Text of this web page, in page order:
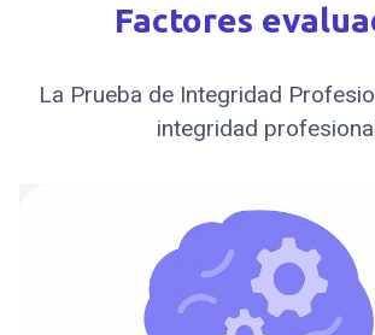
Factores
La Prueba de Integridad
integridad